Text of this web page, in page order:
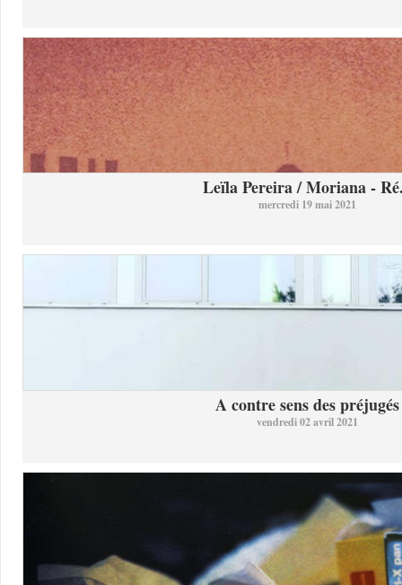
Leïla Pereira / Moriana -
mercredi 19 mai 2021
A contre sens des préjugés
vendredi 02 avril 2021